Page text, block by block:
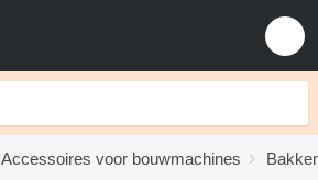
Accessoires voor bouwmachines